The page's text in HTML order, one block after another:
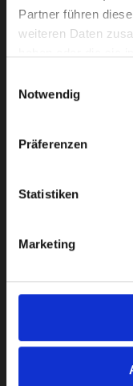
Partner führen
weiteren Daten
Notwendig
Präferenzen
Statistiken
Marketing